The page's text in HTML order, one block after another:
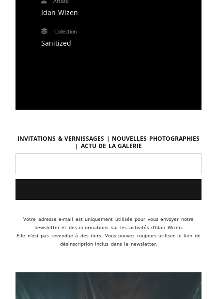
Idan Wizen
Collection
Sanitized
Invitations & vernissages | Nouvelles photographies
| Actu de la galerie
Votre adresse e-mail est uniquement utilisée pour vous envoyer notre
newsletter et des informations sur les activités d'Idan Wizen.
Elle n'est pas revendue à des tiers. Vous pouvez toujours utiliser le lien de
désinscription inclus dans la newsletter.